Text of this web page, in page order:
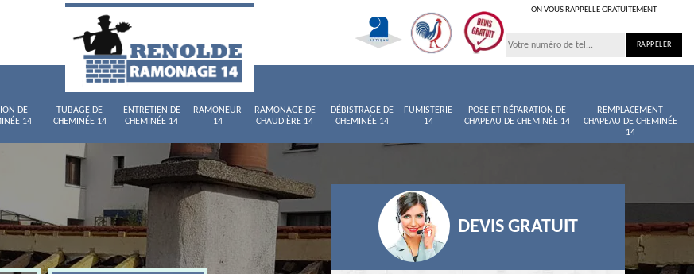
ON VOUS RAPPELLE GRATUITEMENT
DE
14
TUBAGE DE
CHEMINÉE 14
ENTRETIEN DE
CHEMINÉE 14
RAMONEUR
14
RAMONAGE DE
CHAUDIÈRE 14
DÉBISTRAGE DE
CHEMINÉE 14
FUMISTERIE
14
POSE ET RÉPARATION DE
CHAPEAU DE CHEMINÉE 14
REMPLACEMENT
CHAPEAU DE CHEMINÉE
14
DEVIS GRATUIT